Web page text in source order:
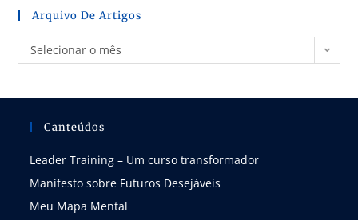
Arquivo De Artigos
Selecionar o mês
Canteúdos
Leader Training – Um curso transformador
Manifesto sobre Futuros Desejáveis
Meu Mapa Mental